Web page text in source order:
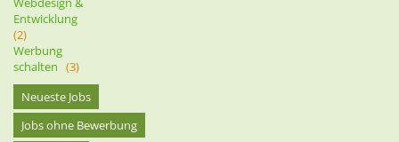
Entwicklung
(2)
Werbung
schalten (3)
Neueste Jobs
Jobs ohne Bewerbung